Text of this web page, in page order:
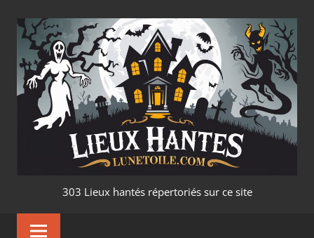
LIEUX
303 Lieux hantés répertoriés sur ce site